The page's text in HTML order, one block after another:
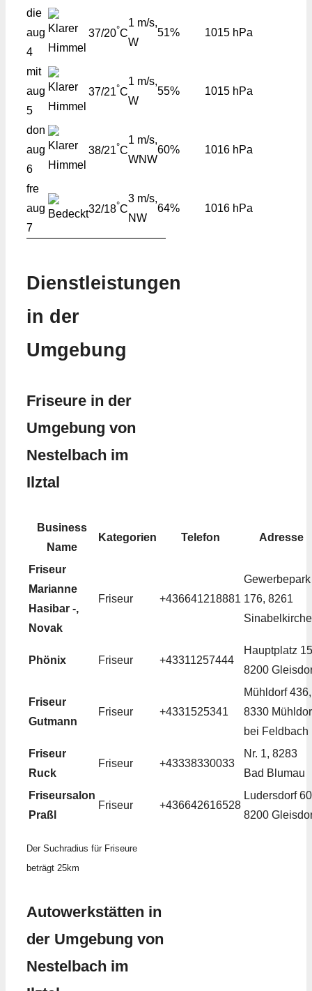
die
aug
4
37/20°C
1 m/s,
W
51% 1015 hPa
mit
aug
5
37/21°C
1 m/s,
W
55% 1015 hPa
don
aug
6
38/21°C
1 m/s,
WNW
60% 1016 hPa
fre
aug
7
32/18°C
3 m/s,
NW
64% 1016 hPa
Dienstleistungen
in der
Umgebung
Friseure in der
Umgebung von
Nestelbach im
Ilztal
Business
Name
Kategorien Telefon Adresse
Friseur
Marianne
Hasibar -,
Novak
Friseur +436641218881
Gewerbepark
176, 8261
Phönix Friseur +43311257444
Hauptplatz
8200
Friseur
Gutmann
Friseur +4331525341
Mühldorf 436,
8330
bei Feldbach
Friseur
Ruck
Friseur +43338330033
Nr. 1, 8283
Bad Blumau
Friseursalon
Praßl
Friseur +436642616528
Ludersdorf
8200
Der Suchradius für Friseure
beträgt 25km
Autowerkstätten in
der Umgebung von
Nestelbach im